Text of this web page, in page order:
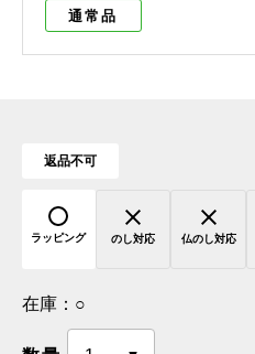
通常品
返品不可
ラッピング のし対応 仏のし対応
在庫： ○